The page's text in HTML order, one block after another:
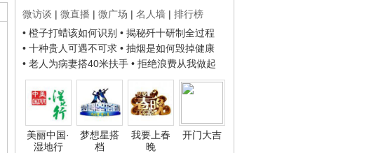
微访谈 | 微直播 | 微广场 | 名人墙 | 排行榜
• 橙子打蜡该如何识别 • 揭秘歼十研制全过程
• 十种贵人可遇不可求 • 抽烟是如何毁掉健康
• 老人为病妻搭40米扶手 • 拒绝浪费从我做起
美丽中国·
湿地行
梦想星搭
档
我要上春
晚
开门大吉